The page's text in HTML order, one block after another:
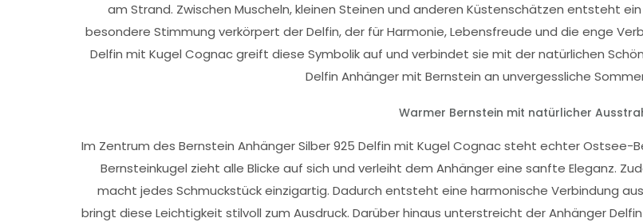
am Strand. Zwischen Muscheln, kleinen Steinen und anderen Küstenschätzen entsteht
besondere Stimmung verkörpert der Delfin, der für Harmonie, Lebensfreude und die enge
Delfin mit Kugel Cognac greift diese Symbolik auf und verbindet sie mit der natürlichen
Delfin Anhänger mit Bernstein an unvergessliche
Warmer Bernstein mit natürlicher
Im Zentrum des Bernstein Anhänger Silber 925 Delfin mit Kugel Cognac steht echter Ostsee-
Bernsteinkugel zieht alle Blicke auf sich und verleiht dem Anhänger eine sanfte Eleganz.
macht jedes Schmuckstück einzigartig. Dadurch entsteht eine harmonische Verbindung
bringt diese Leichtigkeit stilvoll zum Ausdruck. Darüber hinaus unterstreicht der Anhänger